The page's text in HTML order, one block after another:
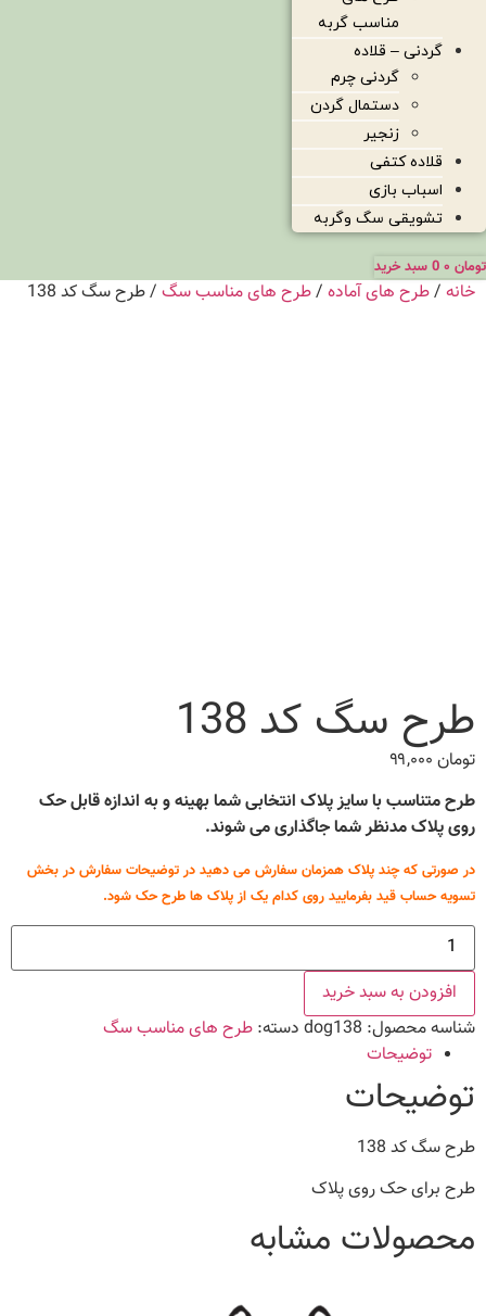
مناسب گربه
گردنی – قلاده
گردنی چرم
دستمال گردن
زنجیر
قلاده کتفی
اسباب بازی
تشویقی سگ وگربه
تومان 0 سبد خرید
خانه /طرح های آماده /طرح های مناسب سگ / طرح سگ کد 138
طرح سگ کد 138
تومان
طرح متناسب با سایز پلاک انتخابی شما بهینه و به اندازه قابل حک
روی پلاک مدنظر شما جاگذاری می شوند.
در صورتی که چند پلاک همزمان سفارش می دهید در توضیحات سفارش در بخش
تسویه حساب قید بفرمایید روی کدام یک از پلاک ها طرح حک شود.
طرح
سگ
کد
138
عددافزودن به سبد خرید
شناسه محصول: dog138 دسته: طرح های مناسب سگ
توضیحات
توضیحات
طرح سگ کد 138
طرح برای حک روی پلاک
محصولات مشابه